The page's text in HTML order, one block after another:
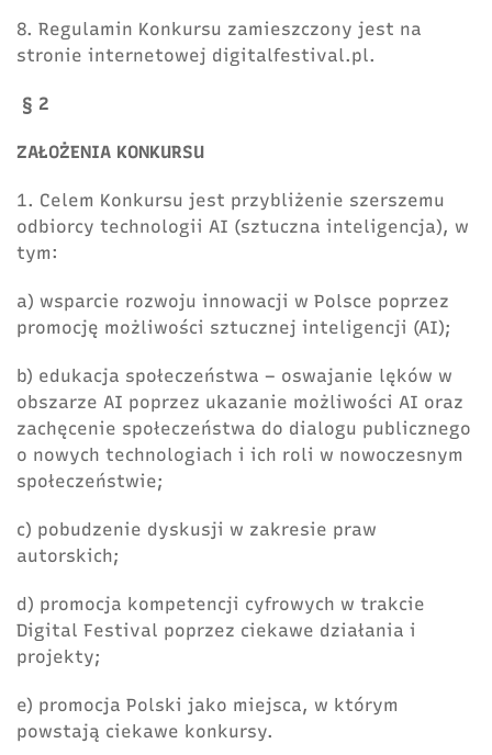
8. Regulamin Konkursu zamieszczony jest na
stronie internetowej digitalfestival.pl.
§ 2
ZAŁOŻENIA KONKURSU
1. Celem Konkursu jest przybliżenie szerszemu
odbiorcy technologii AI (sztuczna inteligencja), w
tym:
a) wsparcie rozwoju innowacji w Polsce poprzez
promocję możliwości sztucznej inteligencji (AI);
b) edukacja społeczeństwa – oswajanie lęków w
obszarze AI poprzez ukazanie możliwości AI oraz
zachęcenie społeczeństwa do dialogu publicznego
o nowych technologiach i ich roli w nowoczesnym
społeczeństwie;
c) pobudzenie dyskusji w zakresie praw
autorskich;
d) promocja kompetencji cyfrowych w trakcie
Digital Festival poprzez ciekawe działania i
projekty;
e) promocja Polski jako miejsca, w którym
powstają ciekawe konkursy.